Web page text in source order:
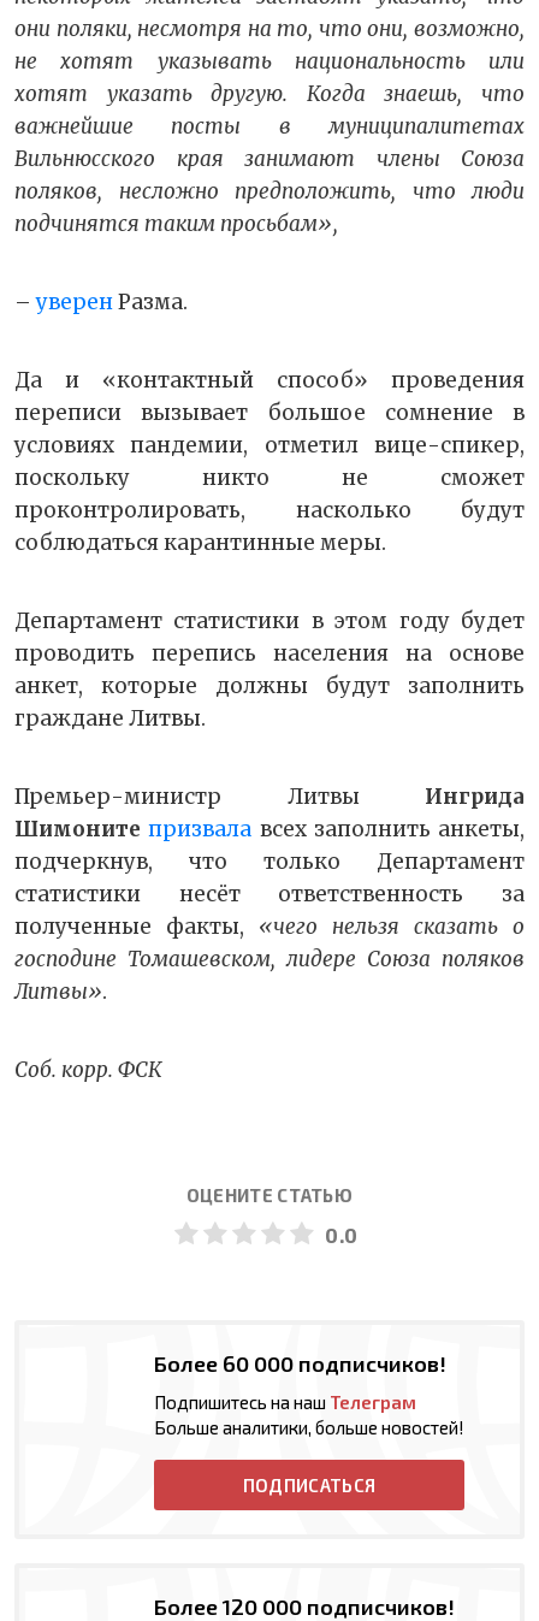
они поляки, несмотря на то, что они, возможно,
не хотят указывать национальность или
хотят указать другую. Когда знаешь, что
важнейшие посты в муниципалитетах
Вильнюсского края занимают члены Союза
поляков, несложно предположить, что люди
подчинятся таким просьбам»,
–уверенРазма.
Да и «контактный способ» проведения
переписи вызывает большое сомнение в
условиях пандемии, отметил вице-спикер,
поскольку никто не сможет
проконтролировать, насколько будут
соблюдаться карантинные меры.
Департамент статистики в этом году будет
проводить перепись населения на основе
анкет, которые должны будут заполнить
граждане Литвы.
Премьер-министр Литвы Ингрида
Шимоните призвала всех заполнить анкеты,
подчеркнув, что только Департамент
статистики несёт ответственность за
полученные факты, «чего нельзя сказать о
господине Томашевском, лидере Союза поляков
Литвы».
Соб. корр. ФСК
ОЦЕНИТЕ СТАТЬЮ
0.0
Более 60 000 подписчиков!
Подпишитесь на наш Телеграм
Больше аналитики, больше новостей!
ПОДПИСАТЬСЯ
Более 120 000 подписчиков!